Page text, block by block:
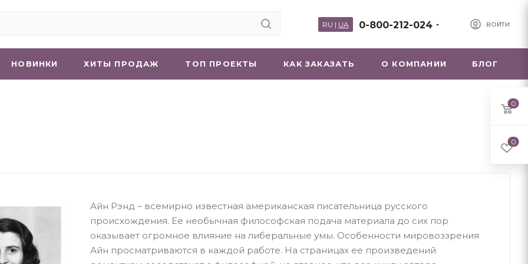
ВОЙТИ
0-800-212-024
RU | UA
НОВИНКИ ХИТЫ ПРОДАЖ ТОП ПРОЕКТЫ КАК ЗАКАЗАТЬ О КОМПАНИИ БЛОГ
Айн Рэнд – всемирно известная американская писательница русского
происхождения. Ее необычная философская подача материала до сих пор
оказывает огромное влияние на либеральные умы. Особенности мировоззрения
Айн просматриваются в каждой работе. На страницах ее произведений
0
0